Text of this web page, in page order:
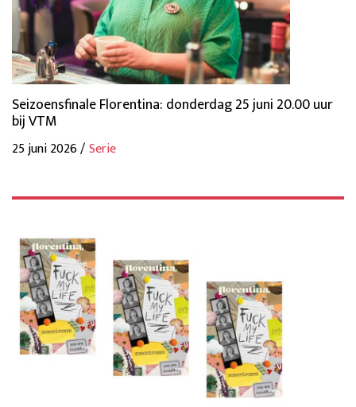
Seizoensfinale Florentina: donderdag 25 juni 20.00 uur
bij VTM
25 juni 2026 /Serie